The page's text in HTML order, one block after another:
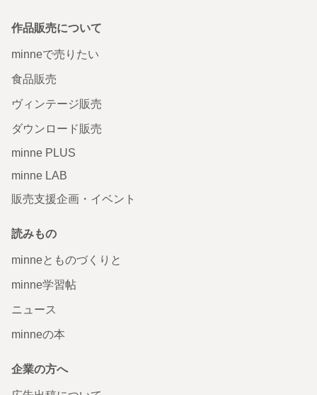
作品販売について
minneで売りたい
食品販売
ヴィンテージ販売
ダウンロード販売
minne PLUS
minne LAB
販売支援企画・イベント
読みもの
minneとものづくりと
minne学習帖
ニュース
minneの本
企業の方へ